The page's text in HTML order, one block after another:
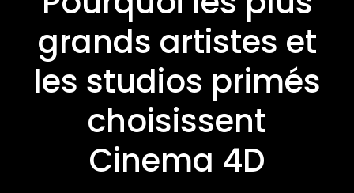
grands artistes et
les studios primés
choisissent
Cinema 4D